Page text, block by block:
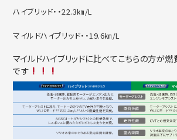
ハイブリッド・・22.3㎞/L
マイルドハイブリッド・・19.6㎞/L
マイルドハイブリッドに比べてこちらの方が
です